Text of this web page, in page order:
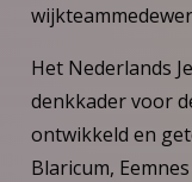
Het Nederlands
denkkader voor
ontwikkeld en
Blaricum,